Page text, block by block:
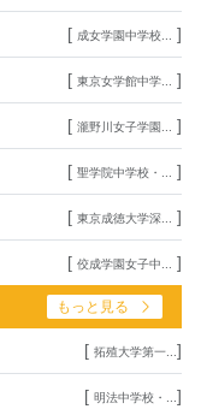
[ 成女学園中学校... ]
[ 東京女学館中学... ]
[ 瀧野川女子学園... ]
[ 聖学院中学校・... ]
[ 東京成徳大学深... ]
[ 佼成学園女子中... ]
もっと見る
[ 拓殖大学第一... ]
[ 明法中学校・... ]